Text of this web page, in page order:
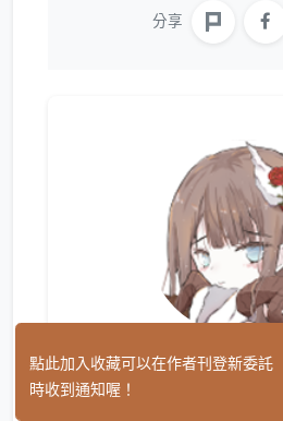
分享
27時 (3)
點此加入收藏可以在作者刊登新委託
時收到通知喔！